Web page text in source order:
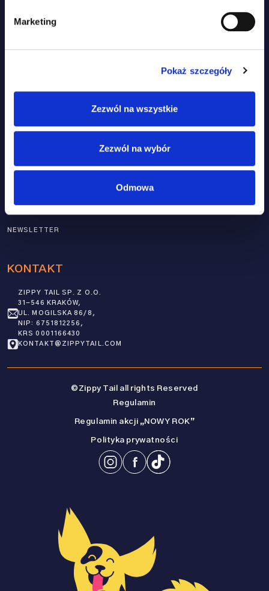
Marketing
Pokaż szczegóły
Zezwól na wszystkie
Zezwól na wybór
Odmowa
NASZE PODEJŚCIE
BLOG
NEWSLETTER
SKÓRA I SIERŚĆ
MOBILNOŚĆ
MULTI-WSPARCIE
UKŁAD NERWOWY
KONTAKT
ZIPPY TAIL SP. Z O.O.
31-546 KRAKÓW,
UL. MOGILSKA 86/8,
NIP: 6751812256,
KRS 0001166430
KONTAKT@ZIPPYTAIL.COM
©Zippy Tail all rights Reserved
Regulamin
Regulamin akcji „NOWY ROK”
Polityka prywatności